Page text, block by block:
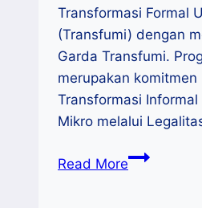
Transformasi Formal
(Transfumi) dengan
Garda Transfumi.
merupakan
Transformasi Informal
Mikro melalui
Read MoreFasilitasi